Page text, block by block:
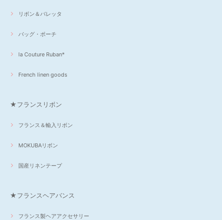
リボン＆バレッタ
バッグ・ポーチ
la Couture Ruban*
French linen goods
★フランスリボン
フランス＆輸入リボン
MOKUBAリボン
国産リネンテープ
★フランスヘアバンス
フランス製ヘアアクセサリー